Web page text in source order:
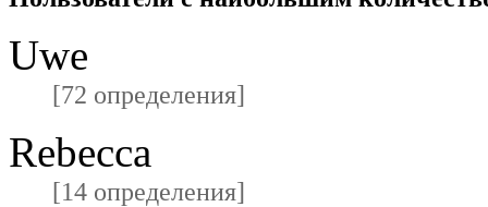
Uwe
[72 определения]
Rebecca
[14 определения]